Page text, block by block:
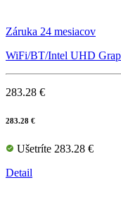
Záruka 24 mesiacov
WiFi/BT/Intel UHD
283.28 €
283.28 €
Ušetríte 283.28 €
Detail